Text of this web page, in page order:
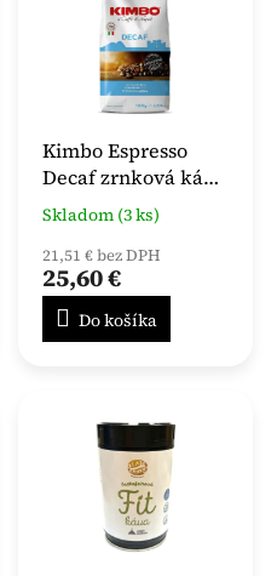
Kimbo Espresso
Decaf zrnková káva
1 kg
Skladom (3 ks)
21,51 € bez DPH
25,60 €
Do košíka